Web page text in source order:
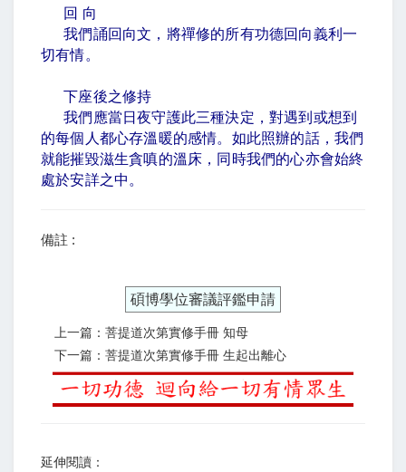
回 向
我們誦回向文，將禪修的所有功德回向義利一
切有情。
下座後之修持
我們應當日夜守護此三種決定，對遇到或想到
的每個人都心存溫暖的感情。如此照辦的話，我們
就能摧毀滋生貪嗔的溫床，同時我們的心亦會始終
處於安詳之中。
備註 :
碩博學位審議評鑑申請
上一篇：菩提道次第實修手冊 知母
下一篇：菩提道次第實修手冊 生起出離心
延伸閱讀：